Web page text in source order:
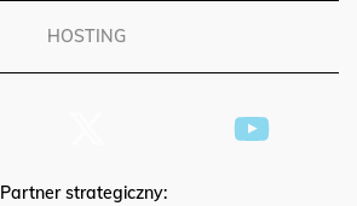
HOSTING
Partner strategiczny: